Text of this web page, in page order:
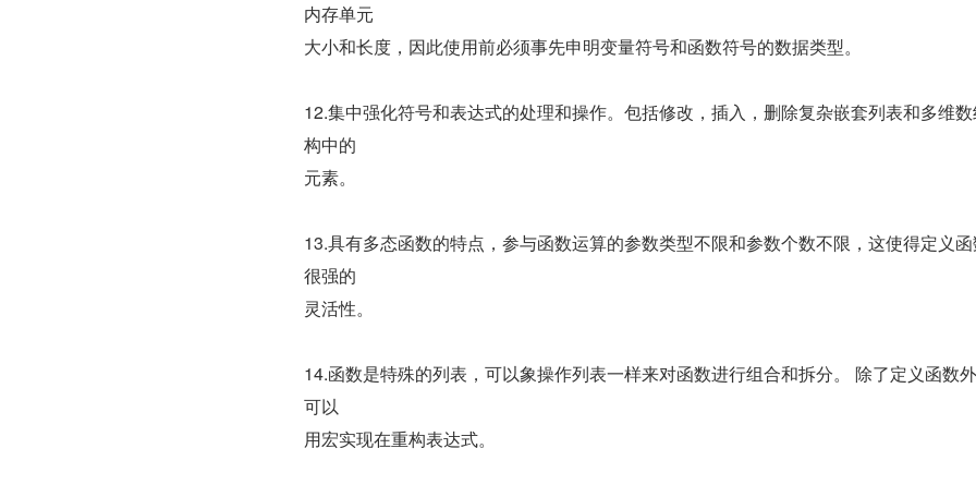
内存单元
大小和长度，因此使用前必须事先申明变量符号和函数符号的数据类型。
12.集中强化符号和表达式的处理和操作。包括修改，插入，删除复杂嵌套列表和多维
构中的
元素。
13.具有多态函数的特点，参与函数运算的参数类型不限和参数个数不限，这使得定义
很强的
灵活性。
14.函数是特殊的列表，可以象操作列表一样来对函数进行组合和拆分。 除了定义函数
可以
用宏实现在重构表达式。